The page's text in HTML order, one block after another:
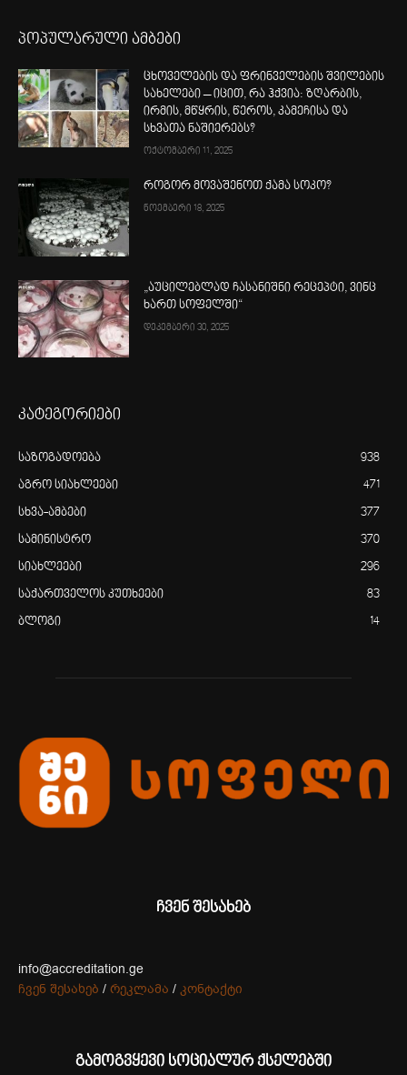
პოპულარული ამბები
ცხოველების და ფრინველების შვილების
სახელები – იცით, რა ჰქვია: ზღარბის,
ირმის, მწყრის, წეროს, კამეჩისა და
სხვათა ნაშიერებს?
ოქტომბერი 11, 2025
როგორ მოვაშენოთ ქამა სოკო?
ნოემბერი 18, 2025
„აუცილებლად ჩასანიშნი რეცეპტი, ვინც
ხართ სოფელში“
დეკემბერი 30, 2025
კატეგორიები
საზოგადოება 938
აგრო სიახლეები 471
სხვა-ამბები 377
სამინისტრო 370
სიახლეები 296
საქართველოს კუთხეები 83
ბლოგი 14
ჩვენ შესახებ
info@accreditation.ge
ჩვენ შესახებ / რეკლამა / კონტაქტი
გამოგვყევი სოციალურ ქსელებში